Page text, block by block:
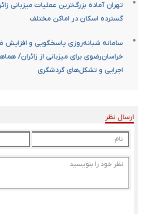
تهران آماده بزرگ‌ترین عملیات میزبانی
گسترده اسکان در اماکن مختلف
سامانه شبانه‌روزی پاسخگویی و افزایش
خراسان‌رضوی برای میزبانی از زائران/
اجرایی و تشکل‌های گردشگری
ارسال نظر